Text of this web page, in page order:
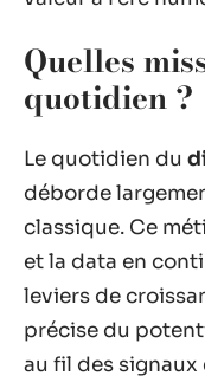
Quelles
quotidien ?
Le quotidien du
déborde
classique. Ce
et la data en
leviers de
précise du
au fil des signaux